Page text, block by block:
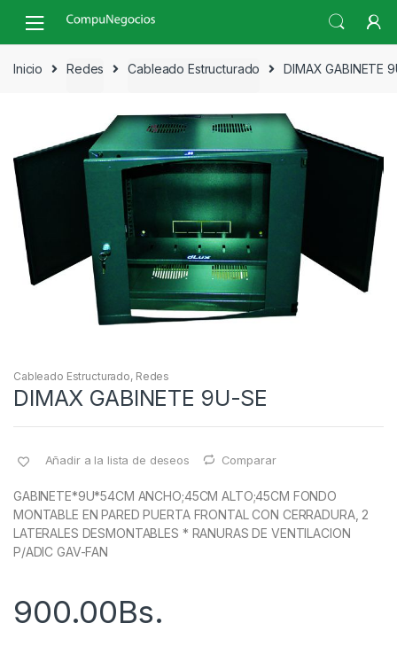
navigation
content
Inicio
Redes Cableado Estructurado DIMAX GABINETE
Cableado Estructurado, Redes
DIMAX GABINETE 9U-SE
Añadir a la lista de deseos Comparar
GABINETE*9U*54CM ANCHO;45CM ALTO;45CM FONDO
MONTABLE EN PARED PUERTA FRONTAL CON CERRADURA, 2
LATERALES DESMONTABLES * RANURAS DE VENTILACION
P/ADIC GAV-FAN
900.00Bs.